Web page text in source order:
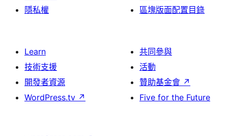
隱私權
區塊版面配置目錄
Learn
技術支援
開發者資源
WordPress.tv ↗
共同參與
活動
贊助基金會 ↗
Five for the Future